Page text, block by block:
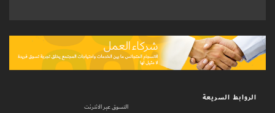
الروابط السريعة
التسوق عبر الانترنت